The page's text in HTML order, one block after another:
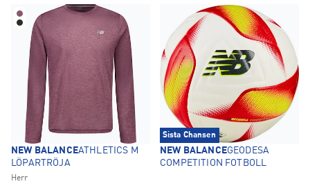
NEW BALANCEATHLETICS M
LÖPARTRÖJA
Herr
Sista Chansen
NEW BALANCEGEODESA
COMPETITION FOTBOLL